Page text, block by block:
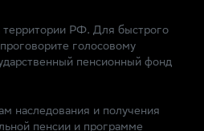
территории РФ. Для быстрого
голосовому
пенсионный фонд
наследования и получения
пенсии и программе